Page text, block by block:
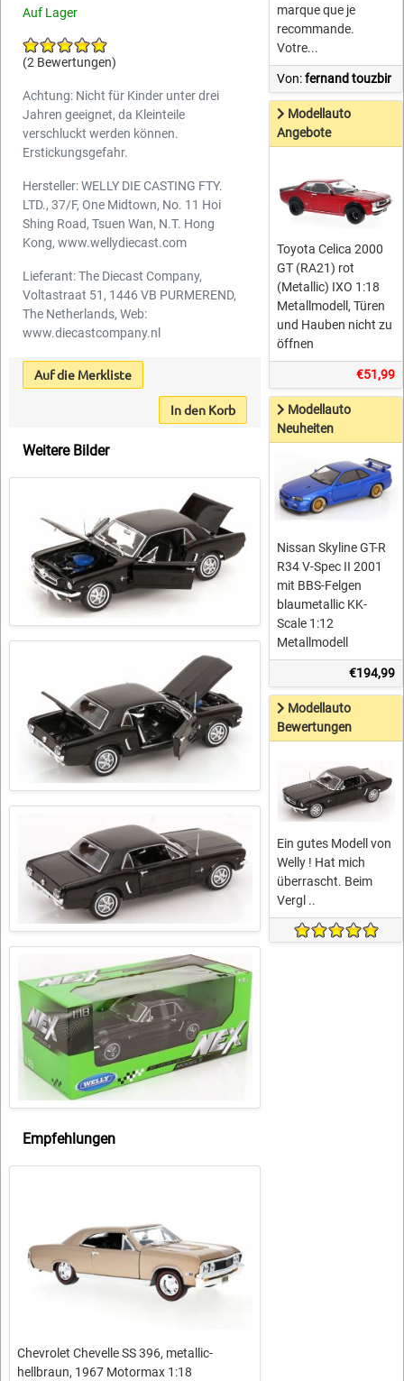
Auf Lager
(2 Bewertungen)
Achtung: Nicht für Kinder unter drei
Jahren geeignet, da Kleinteile
verschluckt werden können.
Erstickungsgefahr.
Hersteller: WELLY DIE CASTING FTY.
LTD., 37/F, One Midtown, No. 11 Hoi
Shing Road, Tsuen Wan, N.T. Hong
Kong, www.wellydiecast.com
Lieferant: The Diecast Company,
Voltastraat 51, 1446 VB PURMEREND,
The Netherlands, Web:
www.diecastcompany.nl
Auf die Merkliste
In den Korb
Weitere Bilder
Empfehlungen
Chevrolet Chevelle SS 396, metallic-
hellbraun, 1967 Motormax 1:18
marque que je
recommande.
Votre...
Von:fernand touzbir
Modellauto
Angebote
Toyota Celica 2000
GT (RA21) rot
(Metallic) IXO 1:18
Metallmodell, Türen
und Hauben nicht zu
öffnen
€51,99
Modellauto
Neuheiten
Nissan Skyline GT-R
R34 V-Spec II 2001
mit BBS-Felgen
blaumetallic KK-
Scale 1:12
Metallmodell
€194,99
Modellauto
Bewertungen
Ein gutes Modell von
Welly ! Hat mich
überrascht. Beim
Vergl ..